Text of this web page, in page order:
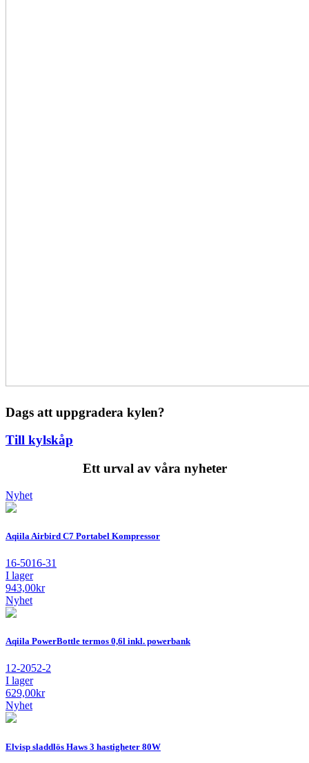
Dags att uppgradera kylen?
Till kylskåp
Ett urval av våra nyheter
Nyhet
Aqiila Airbird C7 Portabel Kompressor
16-5016-31
I lager
943,00kr
Nyhet
Aqiila PowerBottle termos 0,6l inkl. powerbank
12-2052-2
I lager
629,00kr
Nyhet
Elvisp sladdlös Haws 3 hastigheter 80W